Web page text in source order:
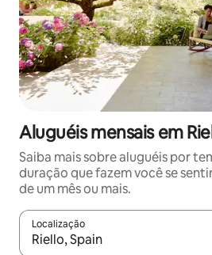
Aluguéis mensais em
Saiba mais sobre aluguéis por
duração que fazem você se
de um mês ou mais.
Localização
Quando os resultados estiverem